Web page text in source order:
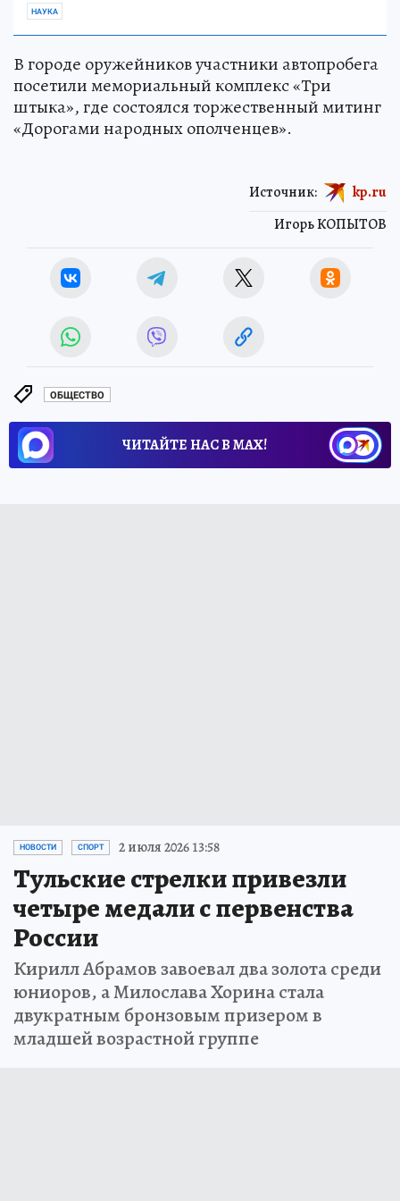
НАУКА
В городе оружейников участники автопробега
посетили мемориальный комплекс «Три
штыка», где состоялся торжественный митинг
«Дорогами народных ополченцев».
Игорь КОПЫТОВ
Источник: kp.ru
ОБЩЕСТВО
ЧИТАЙТЕ НАС В МАХ!
НОВОСТИ СПОРТ 2 июля 2026 13:58
Тульские стрелки привезли
четыре медали с первенства
России
Кирилл Абрамов завоевал два золота среди
юниоров, а Милослава Хорина стала
двукратным бронзовым призером в
младшей возрастной группе